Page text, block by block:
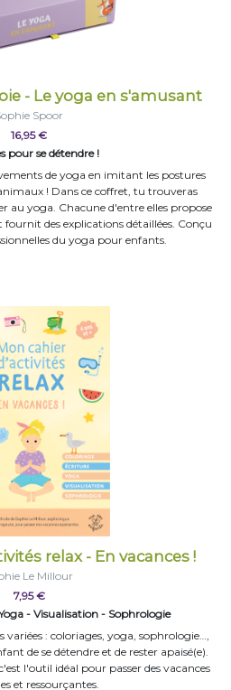
- Le yoga en s'amusant
Spoor
16,95 €
pour se détendre !
de yoga en imitant les postures
! Dans ce coffret, tu trouveras
au yoga. Chacune d'entre elles propose
fournit des explications détaillées. Conçu
du yoga pour enfants.
relax - En vacances !
Le Millour
7,95 €
- Visualisation - Sophrologie
variées : coloriages, yoga, sophrologie…,
de se détendre et de rester apaisé(e).
l'outil idéal pour passer des vacances
et ressourçantes.